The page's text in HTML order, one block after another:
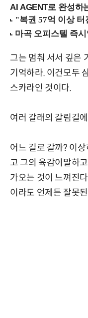
AI AGENT로 완성하
그는 멈춰 서서 깊은
기억하라. 이건모두
스카라인 것이다.
여러 갈래의 갈림길
어느 길로 갈까? 이
고 그의 육감이말하
가오는 것이 느껴진
이라도 언제든 잘못